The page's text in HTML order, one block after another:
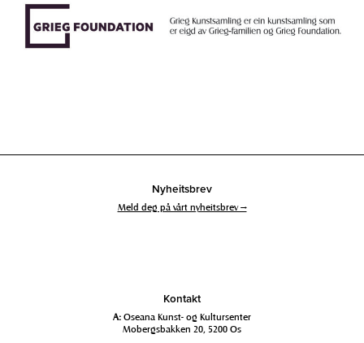
Nyheitsbrev
Meld deg på vårt nyheitsbrev →
Kontakt
A: Oseana Kunst- og Kultursenter
Mobergsbakken 20, 5200 Os